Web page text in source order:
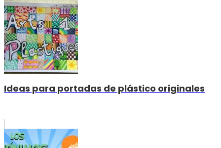
Ideas para portadas de plástico originales